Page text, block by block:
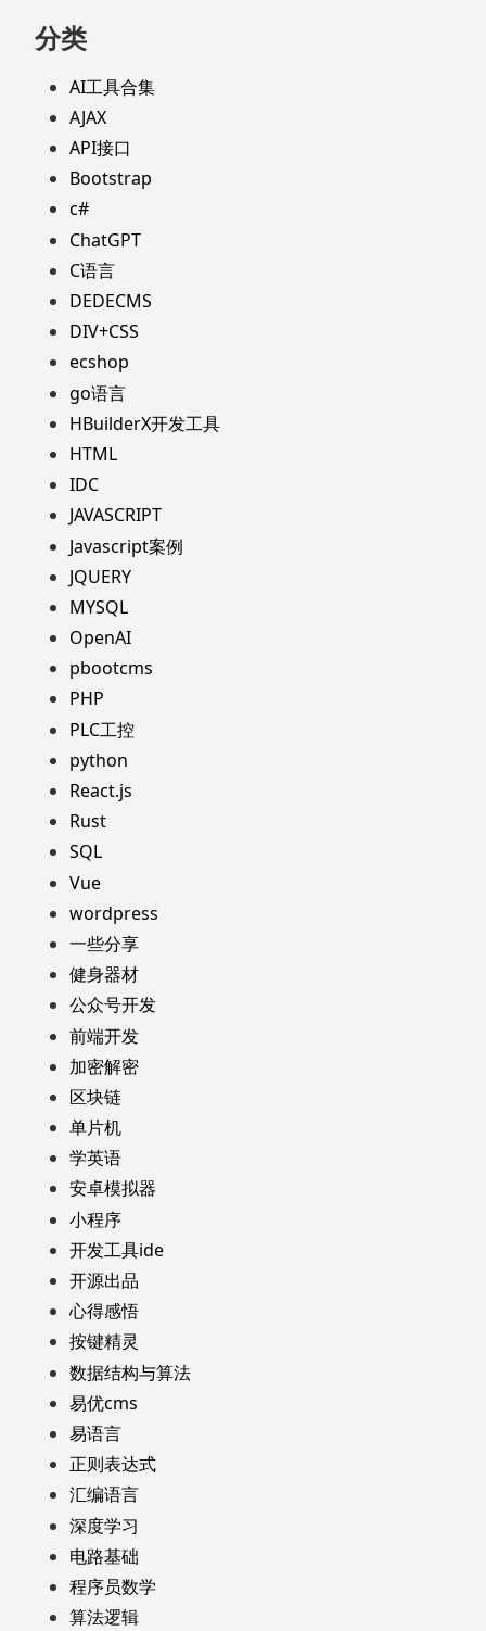
分类
AI工具合集
AJAX
API接口
Bootstrap
c#
ChatGPT
C语言
DEDECMS
DIV+CSS
ecshop
go语言
HBuilderX开发工具
HTML
IDC
JAVASCRIPT
Javascript案例
JQUERY
MYSQL
OpenAI
pbootcms
PHP
PLC工控
python
React.js
Rust
SQL
Vue
wordpress
一些分享
健身器材
公众号开发
前端开发
加密解密
区块链
单片机
学英语
安卓模拟器
小程序
开发工具ide
开源出品
心得感悟
按键精灵
数据结构与算法
易优cms
易语言
正则表达式
汇编语言
深度学习
电路基础
程序员数学
算法逻辑